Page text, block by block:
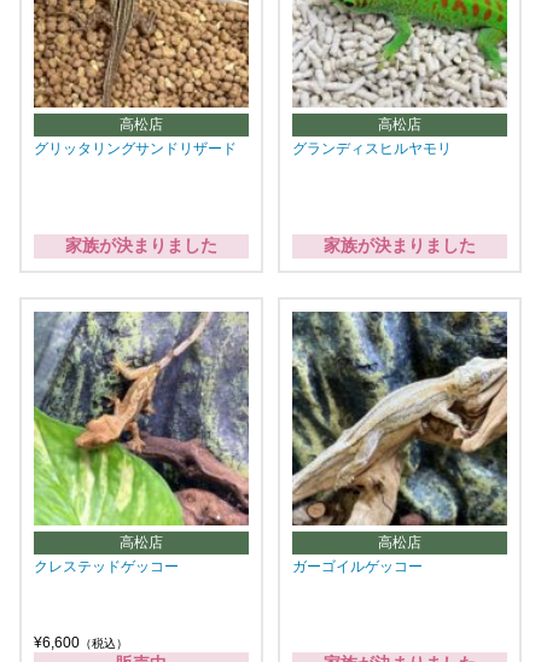
高松店
グリッタリングサンドリザード
家族が決まりました
高松店
グランディスヒルヤモリ
家族が決まりました
高松店
クレステッドゲッコー
¥6,600 （税込）
高松店
ガーゴイルゲッコー